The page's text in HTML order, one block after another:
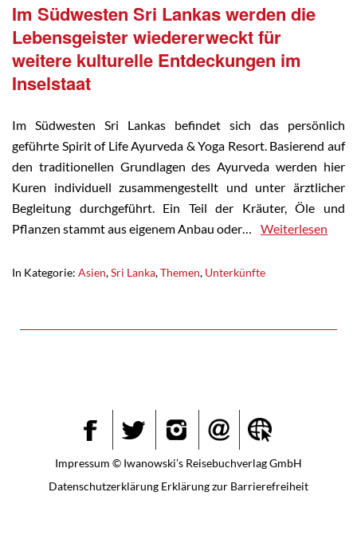
Im Südwesten Sri Lankas werden die
Lebensgeister wiedererweckt für
weitere kulturelle Entdeckungen im
Inselstaat
Im Südwesten Sri Lankas befindet sich das persönlich
geführte Spirit of Life Ayurveda & Yoga Resort. Basierend auf
den traditionellen Grundlagen des Ayurveda werden hier
Kuren individuell zusammengestellt und unter ärztlicher
Begleitung durchgeführt. Ein Teil der Kräuter, Öle und
Pflanzen stammt aus eigenem Anbau oder…
Weiterlesen
In Kategorie: Asien,Sri Lanka,Themen, Unterkünfte
Twitter Instagram
Impressum © Iwanowski’s Reisebuchverlag GmbH
Datenschutzerklärung Erklärung zur Barrierefreiheit